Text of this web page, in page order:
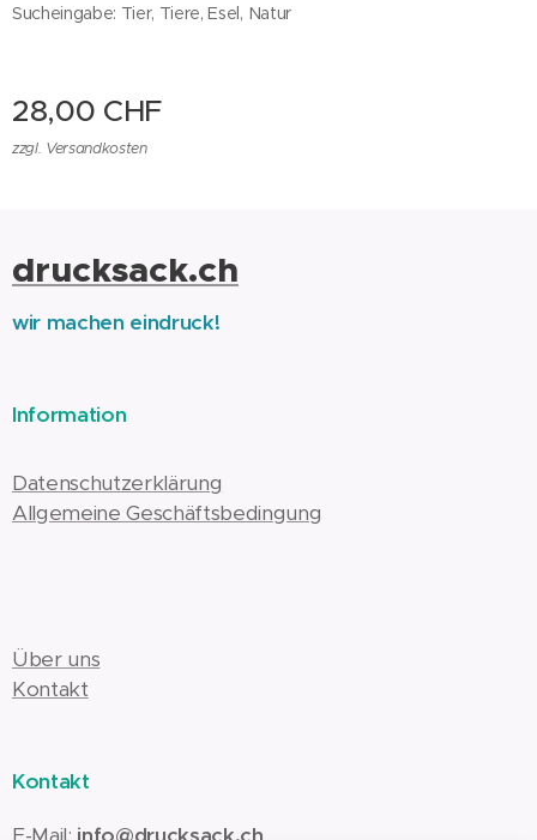
Sucheingabe: Tier, Tiere, Esel, Natur
28,00 CHF
zzgl. Versandkosten
drucksack.ch
wir machen eindruck!
Information
Datenschutzerklärung
Allgemeine Geschäftsbedingung
Über uns
Kontakt
Kontakt